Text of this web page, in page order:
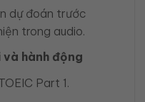
dự đoán trước
trong audio.
hành động
Part 1.